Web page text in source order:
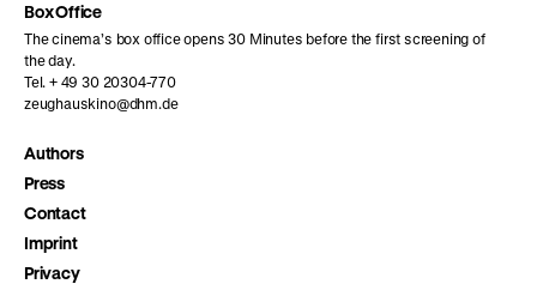
Box Office
The cinema’s box office opens 30 Minutes before the first screening of
the day.
Tel. + 49 30 20304-770
zeughauskino@dhm.de
Authors
Press
Contact
Imprint
Privacy